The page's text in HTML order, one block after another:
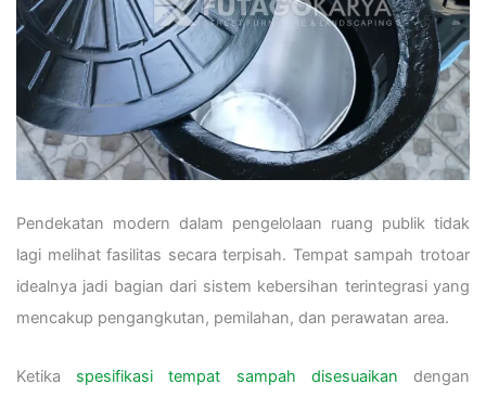
Pendekatan modern dalam pengelolaan ruang publik tidak
lagi melihat fasilitas secara terpisah. Tempat sampah trotoar
idealnya jadi bagian dari sistem kebersihan terintegrasi yang
mencakup pengangkutan, pemilahan, dan perawatan area.
Ketika spesifikasi tempat sampah disesuaikan dengan